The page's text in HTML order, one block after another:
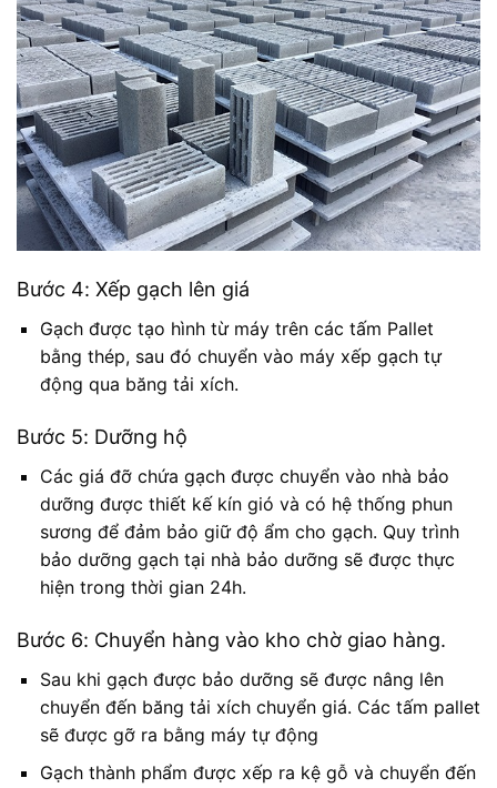
Bước 4: Xếp gạch lên giá
Gạch được tạo hình từ máy trên các tấm Pallet
bằng thép, sau đó chuyển vào máy xếp gạch tự
động qua băng tải xích.
Bước 5: Dưỡng hộ
Các giá đỡ chứa gạch được chuyển vào nhà bảo
dưỡng được thiết kế kín gió và có hệ thống phun
sương để đảm bảo giữ độ ẩm cho gạch. Quy trình
bảo dưỡng gạch tại nhà bảo dưỡng sẽ được thực
hiện trong thời gian 24h.
Bước 6: Chuyển hàng vào kho chờ giao hàng.
Sau khi gạch được bảo dưỡng sẽ được nâng lên
chuyển đến băng tải xích chuyển giá. Các tấm pallet
sẽ được gỡ ra bằng máy tự động
Gạch thành phẩm được xếp ra kệ gỗ và chuyển đến